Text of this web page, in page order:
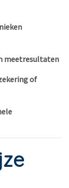
meetresultaten
of